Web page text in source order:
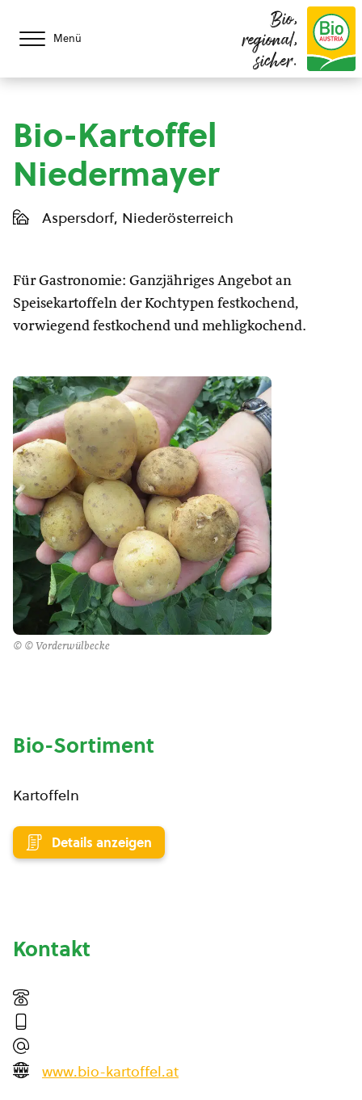
Menü
Bio,
regional,
sicher.
Bio-Kartoffel
Niedermayer
Aspersdorf, Niederösterreich
Für Gastronomie: Ganzjähriges Angebot an
Speisekartoffeln der Kochtypen festkochend,
vorwiegend festkochend und mehligkochend.
© © Vorderwülbecke
Bio-Sortiment
Kartoffeln
Details anzeigen
Kontakt
www.bio-kartoffel.at